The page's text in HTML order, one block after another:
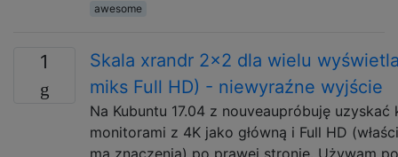
awesome
1
Skala xrandr 2x2 dla wielu
miks Full HD) - niewyraźne wyjście
Na Kubuntu 17.04 z nouveaupróbuję
monitorami z 4K jako główną i Full HD
ma znaczenia) po prawej stronie. Używam